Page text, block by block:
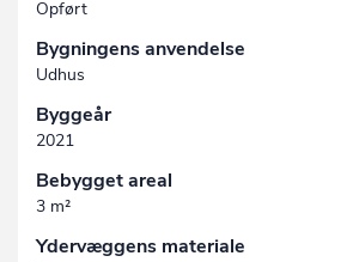
Opført
Bygningens anvendelse
Udhus
Byggeår
2021
Bebygget areal
3 m²
Ydervæggens materiale